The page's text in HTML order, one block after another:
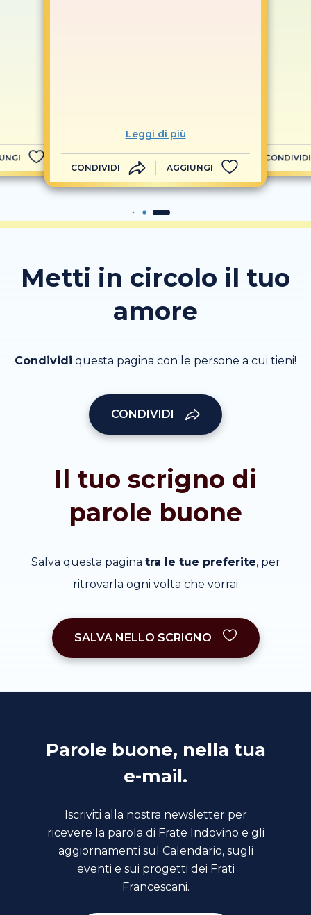
Leggi di più
CONDIVIDI AGGIUNGI
CONDIVIDI
Metti in circolo il tuo
amore
Condividi questa pagina con le persone a cui tieni!
CONDIVIDI
Il tuo scrigno di
parole buone
Salva questa pagina tra le tue preferite, per
ritrovarla ogni volta che vorrai
SALVA NELLO SCRIGNO
Parole buone, nella tua
e-mail.
Iscriviti alla nostra newsletter per
ricevere la parola di Frate Indovino e gli
aggiornamenti sul Calendario, sugli
eventi e sui progetti dei Frati
Francescani.